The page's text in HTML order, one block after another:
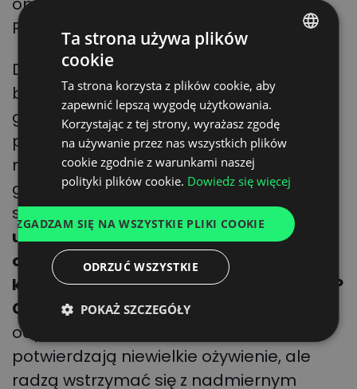
Publikowane wyniki dotyczą strefy euro.
Dodajmy, że także wyniki marcowe PMI
były zachęcające. – Wzrost aktywności
gospodarczej w strefie euro w marcu
przyspieszył do 10-miesięcznego
maksimum, co jest kolejną oznaką, że
gospodarka odżywa po zeszłorocznych
spadkach.Presja inflacyjna nadal
ulegała łagodzeniu, a w przemyśle
odnotowano wręcz gwałtowny spadek
kosztów – piszą eksperci w raporcie
S&P
Global.Także menedżerowie
odpowiedzialni za łańcuchy dostaw
potwierdzają niewielkie ożywienie, ale
radzą wstrzymać się z nadmiernym
ENGLISH
GERMAN
UKRAINIAN
FRENCH
Ta strona używa plików
cookie
Ta strona korzysta z plików cookie, aby
zapewnić lepszą wygodę użytkowania.
Korzystając z tej strony, wyrażasz zgodę
na używanie przez nas wszystkich plików
cookie zgodnie z warunkami naszej
polityki plików cookie. Dowiedz się więcej
ZGADZAM SIĘ NA WSZYSTKIE PLIKI COOKIE
ODRZUĆ WSZYSTKIE
POKAŻ SZCZEGÓŁY